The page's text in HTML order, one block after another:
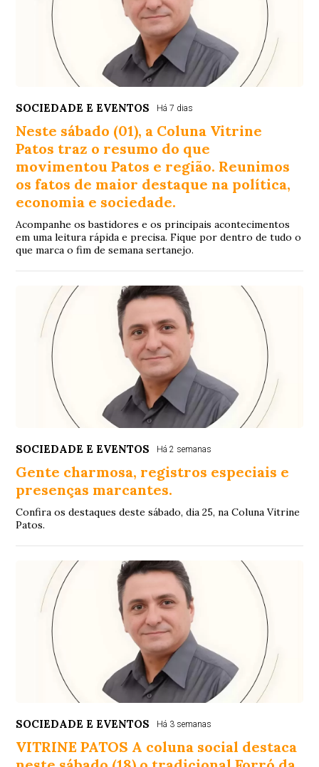
SOCIEDADE E EVENTOS Há 7 dias
Neste sábado (01), a Coluna Vitrine
Patos traz o resumo do que
movimentou Patos e região. Reunimos
os fatos de maior destaque na política,
economia e sociedade.
Acompanhe os bastidores e os principais acontecimentos
em uma leitura rápida e precisa. Fique por dentro de tudo o
que marca o fim de semana sertanejo.
SOCIEDADE E EVENTOS Há 2 semanas
Gente charmosa, registros especiais e
presenças marcantes.
Confira os destaques deste sábado, dia 25, na Coluna Vitrine
Patos.
SOCIEDADE E EVENTOS Há 3 semanas
VITRINE PATOS A coluna social destaca